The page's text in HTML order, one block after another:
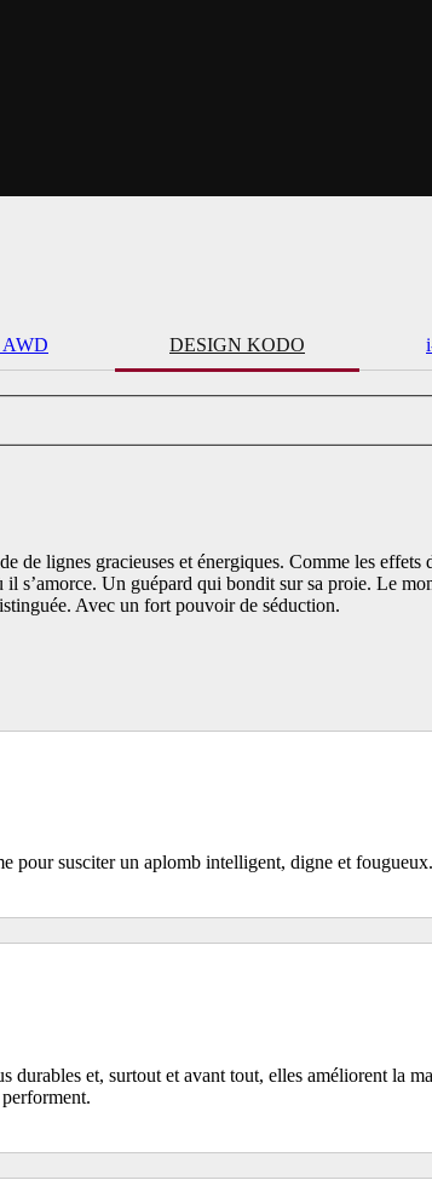
DESIGN KODO
lignes gracieuses et énergiques. Comme les effets
s’amorce. Un guépard qui bondit sur sa proie. Le
Avec un fort pouvoir de séduction.
pour susciter un aplomb intelligent, digne et fougueux.
et, surtout et avant tout, elles améliorent la